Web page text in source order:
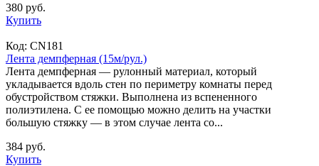
380 руб.
Купить
Код: CN181
Лента демпферная (15м/рул.)
Лента демпферная — рулонный материал, который
укладывается вдоль стен по периметру комнаты перед
обустройством стяжки. Выполнена из вспененного
полиэтилена. С ее помощью можно делить на участки
большую стяжку — в этом случае лента со...
384 руб.
Купить